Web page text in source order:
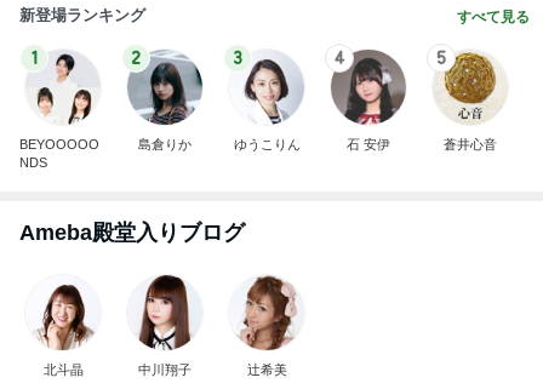
新登場ランキング すべて見る
1
BEYOOOOO
NDS
2
島倉りか
3
ゆうこりん
4
石 安伊
5
蒼井心音
Ameba殿堂入りブログ
北斗晶 中川翔子 辻希美